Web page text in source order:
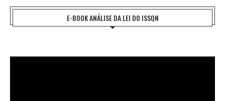
E-BOOK ANÁLISE DA LEI DO ISSQN